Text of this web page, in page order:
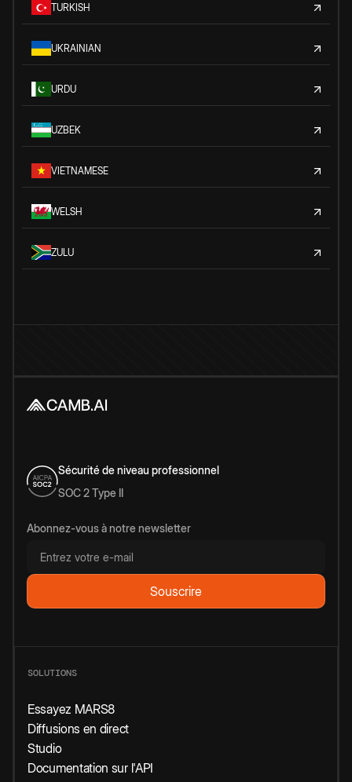
TURKISH
UKRAINIAN
URDU
UZBEK
VIETNAMESE
WELSH
ZULU
Sécurité de niveau professionnel
SOC 2 Type II
Abonnez-vous à notre newsletter
SOLUTIONS
Essayez MARS8
Diffusions en direct
Studio
Documentation sur l'API